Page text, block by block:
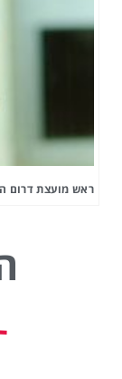
ראש מועצת דרום